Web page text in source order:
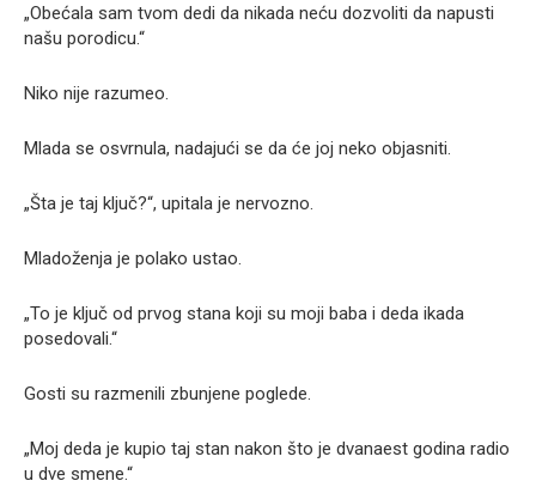
„Obećala sam tvom dedi da nikada neću dozvoliti da napusti
našu porodicu.“
Niko nije razumeo.
Mlada se osvrnula, nadajući se da će joj neko objasniti.
„Šta je taj ključ?“, upitala je nervozno.
Mladoženja je polako ustao.
„To je ključ od prvog stana koji su moji baba i deda ikada
posedovali.“
Gosti su razmenili zbunjene poglede.
„Moj deda je kupio taj stan nakon što je dvanaest godina radio
u dve smene.“